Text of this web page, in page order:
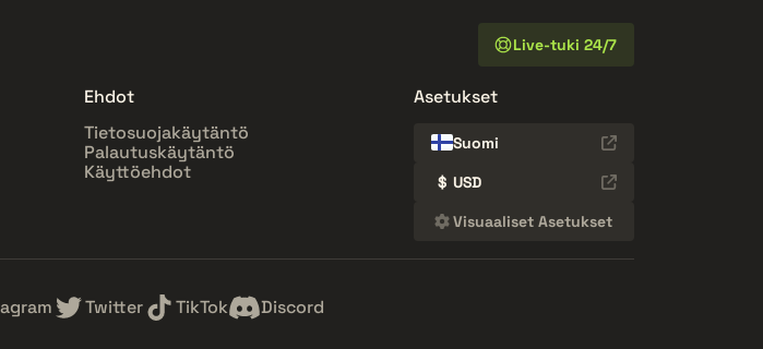
Live-tuki 24/7
Ehdot
Tietosuojakäytäntö
Palautuskäytäntö
Käyttöehdot
Asetukset
Suomi
$ USD
Visuaaliset Asetukset
Twitter TikTok Discord